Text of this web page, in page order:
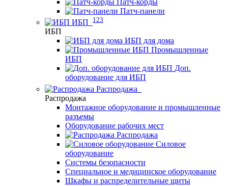
Патч-корды
Патч-панели
ИБП
123
ИБП
ИБП для дома
Промышленные
ИБП
Доп.
оборудование для ИБП
Распродажа
Распродажа
Монтажное оборудование и промышленные
разъемы
Оборудование рабочих мест
Распродажа
Силовое
оборудование
Системы безопасности
Специальное и медицинское оборудование
Шкафы и распределительные щиты